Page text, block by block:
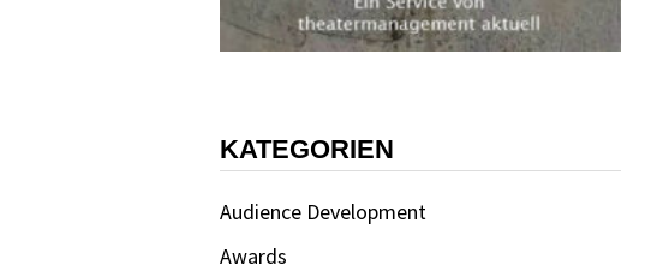
KATEGORIEN
Audience Development
Awards